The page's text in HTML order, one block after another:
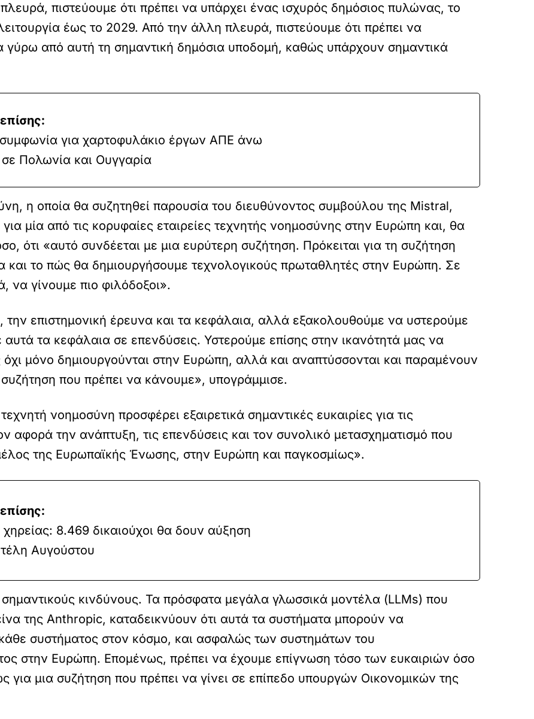
πιστεύουμε ότι πρέπει να υπάρχει ένας ισχυρός δημόσιος πυλώνας, το
έως το 2029. Από την άλλη πλευρά, πιστεύουμε ότι πρέπει να
γύρω από αυτή τη σημαντική δημόσια υποδομή, καθώς υπάρχουν σημαντικά
για χαρτοφυλάκιο έργων ΑΠΕ άνω
Πολωνία και Ουγγαρία
η οποία θα συζητηθεί παρουσία του διευθύνοντος συμβούλου της Mistral,
μία από τις κορυφαίες εταιρείες τεχνητής νοημοσύνης στην Ευρώπη και, θα
ότι «αυτό συνδέεται με μια ευρύτερη συζήτηση. Πρόκειται για τη συζήτηση
και το πώς θα δημιουργήσουμε τεχνολογικούς πρωταθλητές στην Ευρώπη. Σε
να γίνουμε πιο φιλόδοξοι».
την επιστημονική έρευνα και τα κεφάλαια, αλλά εξακολουθούμε να υστερούμε
τα κεφάλαια σε επενδύσεις. Υστερούμε επίσης στην ικανότητά μας να
όχι μόνο δημιουργούνται στην Ευρώπη, αλλά και αναπτύσσονται και παραμένουν
που πρέπει να κάνουμε», υπογράμμισε.
νοημοσύνη προσφέρει εξαιρετικά σημαντικές ευκαιρίες για τις
αφορά την ανάπτυξη, τις επενδύσεις και τον συνολικό μετασχηματισμό που
της Ευρωπαϊκής Ένωσης, στην Ευρώπη και παγκοσμίως».
χηρείας: 8.469 δικαιούχοι θα δουν αύξηση
Αυγούστου
κινδύνους. Τα πρόσφατα μεγάλα γλωσσικά μοντέλα (LLMs) που
της Anthropic, καταδεικνύουν ότι αυτά τα συστήματα μπορούν να
συστήματος στον κόσμο, και ασφαλώς των συστημάτων του
στην Ευρώπη. Επομένως, πρέπει να έχουμε επίγνωση τόσο των ευκαιριών όσο
για μια συζήτηση που πρέπει να γίνει σε επίπεδο υπουργών Οικονομικών της